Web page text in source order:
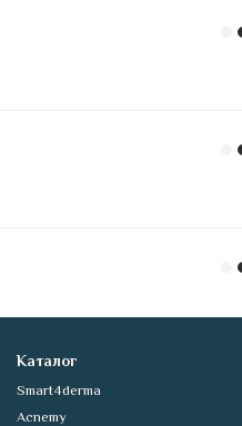
Каталог
Smart4derma
Acnemy